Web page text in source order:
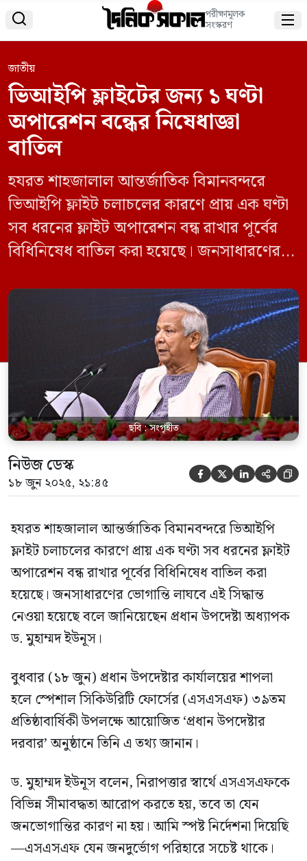
 পরীক্ষামূলক
সংস্করণ 
জাতীয়
ভিআইপি ফ্লাইটের জন্য ১ ঘণ্টা
অপারেশন বন্ধের নিষেধাজ্ঞা
বাতিল
হযরত শাহজালাল আন্তর্জাতিক বিমানবন্দরে
ভিআইপি ফ্লাইট চলাচলের কারণে প্রায় এক ঘণ্টা
সব ধরনের ফ্লাইট অপারেশন বন্ধ রাখার পূর্বের
বিধিনিষেধ বাতিল করা হয়েছে। জনসাধারণের
জানিয়েছেন প্রধান উপদেষ্টা অধ্যাপক ড. মুহাম্মদ
ইউনূস। বুধবার (১৮ জুন) প্রধান উপদেষ্টার
কার্যালয়ের শাপলা হলে স্পেশাল সিকিউরিটি
ফোর্সের (এসএসএফ) ৩৯তম প্রতিষ্ঠাবার্ষিকী
উপলক্ষে আয়োজিত ‘প্রধান উপদেষ্টার […]
ছবি : সংগৃহীত
নিউজ ডেস্ক
১৮ জুন ২০২৫, ২১:৪৫     
হযরত শাহজালাল আন্তর্জাতিক বিমানবন্দরে ভিআইপি
ফ্লাইট চলাচলের কারণে প্রায় এক ঘণ্টা সব ধরনের ফ্লাইট
অপারেশন বন্ধ রাখার পূর্বের বিধিনিষেধ বাতিল করা
হয়েছে। জনসাধারণের ভোগান্তি লাঘবে এই সিদ্ধান্ত
নেওয়া হয়েছে বলে জানিয়েছেন প্রধান উপদেষ্টা অধ্যাপক
ড. মুহাম্মদ ইউনূস।
বুধবার (১৮ জুন) প্রধান উপদেষ্টার কার্যালয়ের শাপলা
হলে স্পেশাল সিকিউরিটি ফোর্সের (এসএসএফ) ৩৯তম
প্রতিষ্ঠাবার্ষিকী উপলক্ষে আয়োজিত ‘প্রধান উপদেষ্টার
দরবার’ অনুষ্ঠানে তিনি এ তথ্য জানান।
ড. মুহাম্মদ ইউনূস বলেন, নিরাপত্তার স্বার্থে এসএসএফকে
বিভিন্ন সীমাবদ্ধতা আরোপ করতে হয়, তবে তা যেন
জনভোগান্তির কারণ না হয়। আমি স্পষ্ট নির্দেশনা দিয়েছি
—এসএসএফ যেন জনদুর্ভোগ পরিহারে সচেষ্ট থাকে।